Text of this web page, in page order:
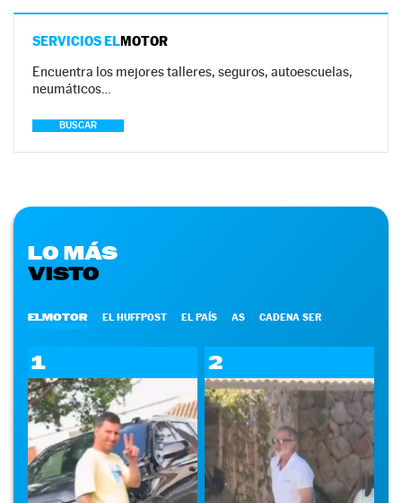
SERVICIOS ELMOTOR
Encuentra los mejores talleres, seguros, autoescuelas,
neumáticos…
BUSCAR
LO MÁS
VISTO
ELMOTOR EL HUFFPOST EL PAÍS AS CADENA SER
1 2